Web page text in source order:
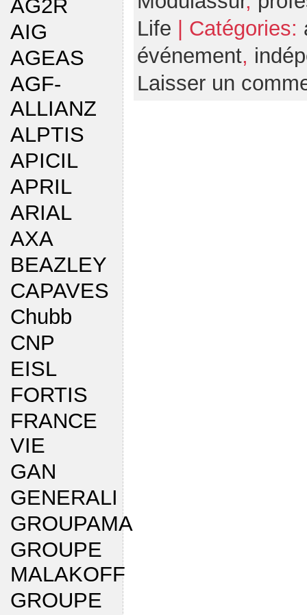
AG2R
AIG
AGEAS
AGF-
ALLIANZ
ALPTIS
APICIL
APRIL
ARIAL
AXA
BEAZLEY
CAPAVES
Chubb
CNP
EISL
FORTIS
FRANCE
VIE
GAN
GENERALI
GROUPAMA
GROUPE
MALAKOFF
GROUPE
Life | Catégories:
événement,
Laisser un